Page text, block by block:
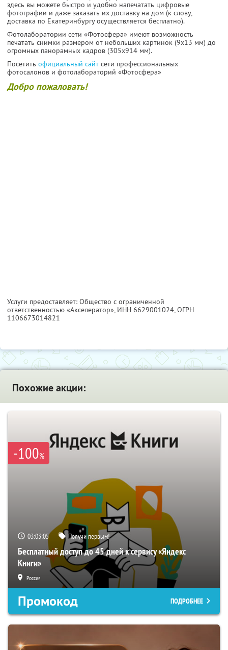
здесь вы можете быстро и удобно напечатать цифровые
фотографии и даже заказать их доставку на дом (к слову,
доставка по Екатеринбургу осуществляется бесплатно).
Фотолаборатории сети «Фотосфера» имеют возможность
печатать снимки размером от небольших картинок (9х13 мм) до
огромных панорамных кадров (305x914 мм).
Посетить официальный сайт сети профессиональных
фотосалонов и фотолабораторий «Фотосфера»
Добро пожаловать!
Услуги предоставляет: Общество с ограниченной
ответственностью «Акселератор», ИНН 6629001024, ОГРН
1106673014821
Похожие акции:
-100%
03:03:04 Получи первым!
Бесплатный доступ до 45 дней к сервису «Яндекс
Книги»
Россия
Промокод ПОДРОБНЕЕ